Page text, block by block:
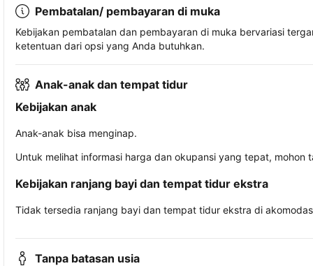
Pembatalan/ pembayaran di muka
Kebijakan pembatalan dan pembayaran di muka bervariasi
ketentuan dari opsi yang Anda butuhkan.
Anak-anak dan tempat tidur
Kebijakan anak
Anak-anak bisa menginap.
Untuk melihat informasi harga dan okupansi yang tepat,
Kebijakan ranjang bayi dan tempat tidur ekstra
Tidak tersedia ranjang bayi dan tempat tidur ekstra di
Tanpa batasan usia